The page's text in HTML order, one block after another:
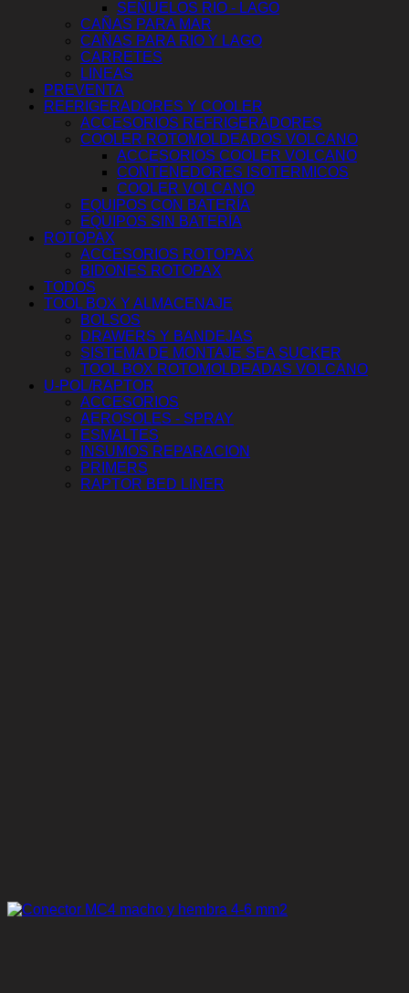
SEÑUELOS RIO - LAGO
CAÑAS PARA MAR
CAÑAS PARA RIO Y LAGO
CARRETES
LINEAS
PREVENTA
REFRIGERADORES Y COOLER
ACCESORIOS REFRIGERADORES
COOLER ROTOMOLDEADOS VOLCANO
ACCESORIOS COOLER VOLCANO
CONTENEDORES ISOTERMICOS
COOLER VOLCANO
EQUIPOS CON BATERÍA
EQUIPOS SIN BATERÍA
ROTOPAX
ACCESORIOS ROTOPAX
BIDONES ROTOPAX
TODOS
TOOL BOX Y ALMACENAJE
BOLSOS
DRAWERS Y BANDEJAS
SISTEMA DE MONTAJE SEA SUCKER
TOOL BOX ROTOMOLDEADAS VOLCANO
U-POL/RAPTOR
ACCESORIOS
AEROSOLES - SPRAY
ESMALTES
INSUMOS REPARACION
PRIMERS
RAPTOR BED LINER